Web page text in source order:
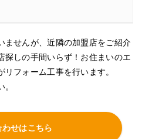
ませんが、近隣の加盟店をご紹介
探しの手間いらず！お住まいのエ
フォーム工事を行います。
わせはこちら